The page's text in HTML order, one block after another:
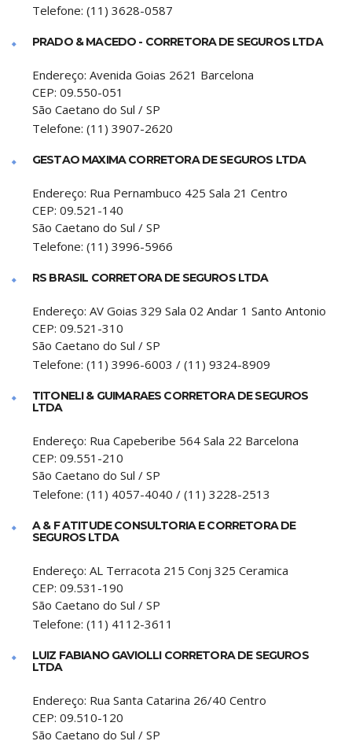
Telefone: (11) 3628-0587
PRADO & MACEDO - CORRETORA DE SEGUROS LTDA
Endereço: Avenida Goias 2621 Barcelona
CEP: 09.550-051
São Caetano do Sul / SP
Telefone: (11) 3907-2620
GESTAO MAXIMA CORRETORA DE SEGUROS LTDA
Endereço: Rua Pernambuco 425 Sala 21 Centro
CEP: 09.521-140
São Caetano do Sul / SP
Telefone: (11) 3996-5966
RS BRASIL CORRETORA DE SEGUROS LTDA
Endereço: AV Goias 329 Sala 02 Andar 1 Santo Antonio
CEP: 09.521-310
São Caetano do Sul / SP
Telefone: (11) 3996-6003 / (11) 9324-8909
TITONELI & GUIMARAES CORRETORA DE SEGUROS
LTDA
Endereço: Rua Capeberibe 564 Sala 22 Barcelona
CEP: 09.551-210
São Caetano do Sul / SP
Telefone: (11) 4057-4040 / (11) 3228-2513
A & F ATITUDE CONSULTORIA E CORRETORA DE
SEGUROS LTDA
Endereço: AL Terracota 215 Conj 325 Ceramica
CEP: 09.531-190
São Caetano do Sul / SP
Telefone: (11) 4112-3611
LUIZ FABIANO GAVIOLLI CORRETORA DE SEGUROS
LTDA
Endereço: Rua Santa Catarina 26/40 Centro
CEP: 09.510-120
São Caetano do Sul / SP